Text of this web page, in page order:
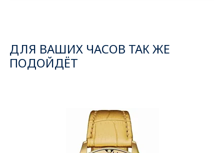
ДЛЯ ВАШИХ ЧАСОВ ТАК ЖЕ
ПОДОЙДЁТ